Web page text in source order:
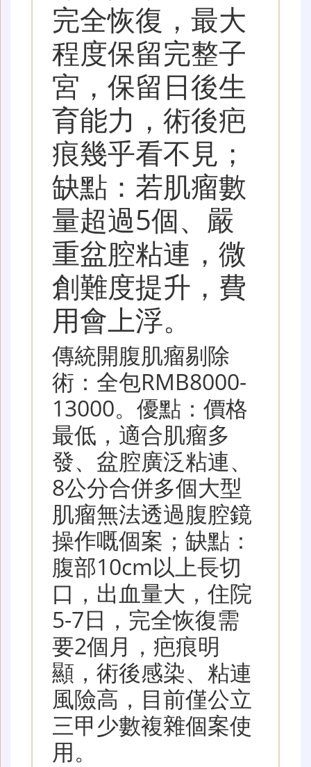
完全恢復，最大
程度保留完整子
宮，保留日後生
育能力，術後疤
痕幾乎看不見；
缺點：若肌瘤數
量超過5個、嚴
重盆腔粘連，微
創難度提升，費
用會上浮。
傳統開腹肌瘤剔除
術：全包RMB8000-
13000。優點：價格
最低，適合肌瘤多
發、盆腔廣泛粘連、
8公分合併多個大型
肌瘤無法透過腹腔鏡
操作嘅個案；缺點：
腹部10cm以上長切
口，出血量大，住院
5-7日，完全恢復需
要2個月，疤痕明
顯，術後感染、粘連
風險高，目前僅公立
三甲少數複雜個案使
用。